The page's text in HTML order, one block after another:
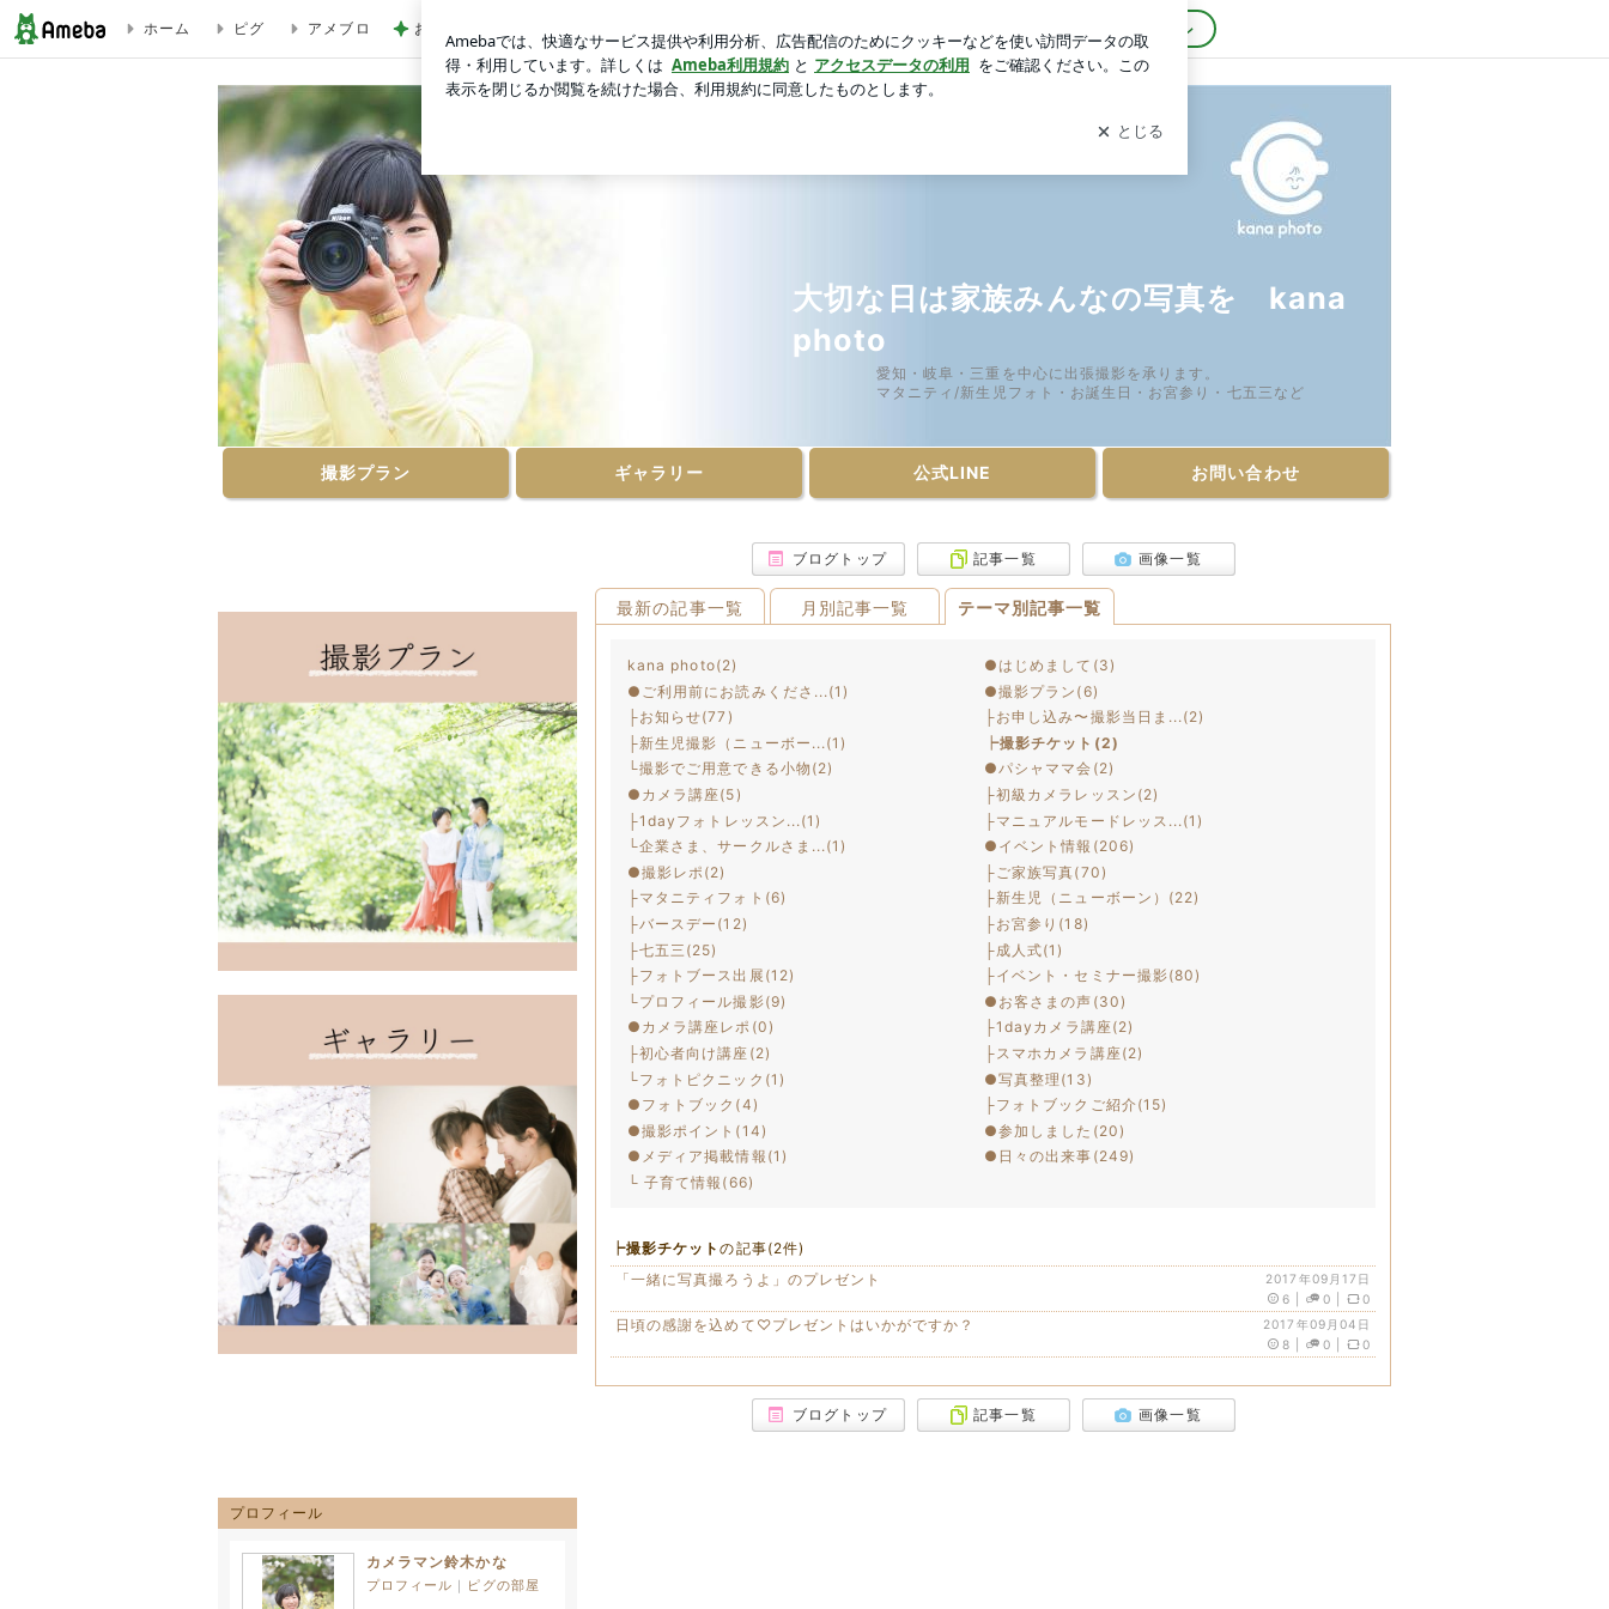
┝撮影チケット｜大切な日は家族みんなの写真を kana photo
ホーム ピグ アメブロ お米20kgとたくさんのシフォンケーキ 新規登録 ログイン
大切な日は家族みんなの写真を kana
photo
愛知・岐阜・三重を中心に出張撮影を承ります。
マタニティ/新生児フォト・お誕生日・お宮参り・七五三など
ブログトップ 記事一覧 画像一覧
最新の記事一覧 月別記事一覧 テーマ別記事一覧
kana photo(2)
●はじめまして(3)
●ご利用前にお読みくださ...(1)
●撮影プラン(6)
├お知らせ(77)
├お申し込み〜撮影当日ま...(2)
├新生児撮影（ニューボー...(1)
┝撮影チケット(2)
└撮影でご用意できる小物(2)
●パシャママ会(2)
●カメラ講座(5)
├初級カメラレッスン(2)
├1dayフォトレッスン...(1)
├マニュアルモードレッス...(1)
└企業さま、サークルさま...(1)
●イベント情報(206)
●撮影レポ(2)
├ご家族写真(70)
├マタニティフォト(6)
├新生児（ニューボーン）(22)
├バースデー(12)
├お宮参り(18)
├七五三(25)
├成人式(1)
├フォトブース出展(12)
├イベント・セミナー撮影(80)
└プロフィール撮影(9)
●お客さまの声(30)
●カメラ講座レポ(0)
├1dayカメラ講座(2)
├初心者向け講座(2)
├スマホカメラ講座(2)
└フォトピクニック(1)
●写真整理(13)
●フォトブック(4)
├フォトブックご紹介(15)
●撮影ポイント(14)
●参加しました(20)
●メディア掲載情報(1)
●日々の出来事(249)
└ 子育て情報(66)
┝撮影チケットの記事(2件)
「一緒に写真撮ろうよ」のプレゼント
2017年09月17日
6
0 0
日頃の感謝を込めて♡プレゼントはいかがですか？
2017年09月04日
8
0 0
ブログトップ 記事一覧 画像一覧
撮影プラン ギャラリー 公式LINE お問い合わせ
プロフィール
カメラマン鈴木かな
プロフィール ｜ ピグの部屋